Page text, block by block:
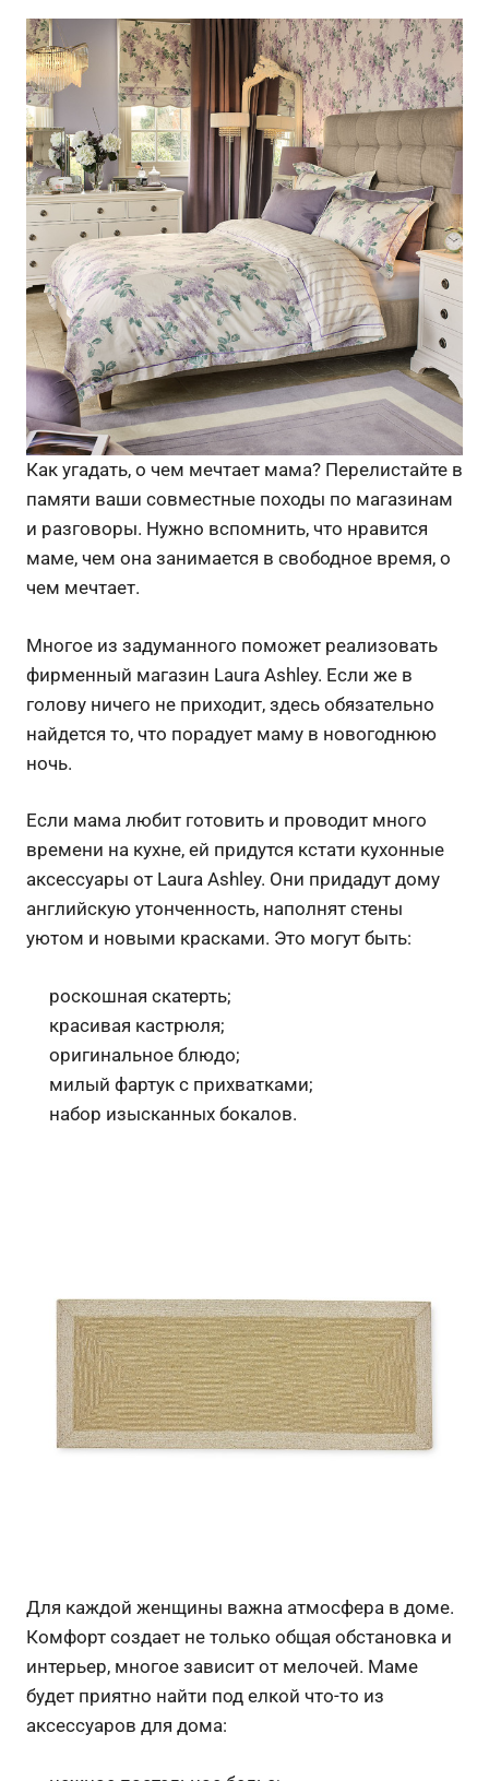
Как угадать, о чем мечтает мама? Перелистайте в
памяти ваши совместные походы по магазинам
и разговоры. Нужно вспомнить, что нравится
маме, чем она занимается в свободное время, о
чем мечтает.
Многое из задуманного поможет реализовать
фирменный магазин Laura Ashley. Если же в
голову ничего не приходит, здесь обязательно
найдется то, что порадует маму в новогоднюю
ночь.
Если мама любит готовить и проводит много
времени на кухне, ей придутся кстати кухонные
аксессуары от Laura Ashley. Они придадут дому
английскую утонченность, наполнят стены
уютом и новыми красками. Это могут быть:
роскошная скатерть;
красивая кастрюля;
оригинальное блюдо;
милый фартук с прихватками;
набор изысканных бокалов.
Для каждой женщины важна атмосфера в доме.
Комфорт создает не только общая обстановка и
интерьер, многое зависит от мелочей. Маме
будет приятно найти под елкой что-то из
аксессуаров для дома: